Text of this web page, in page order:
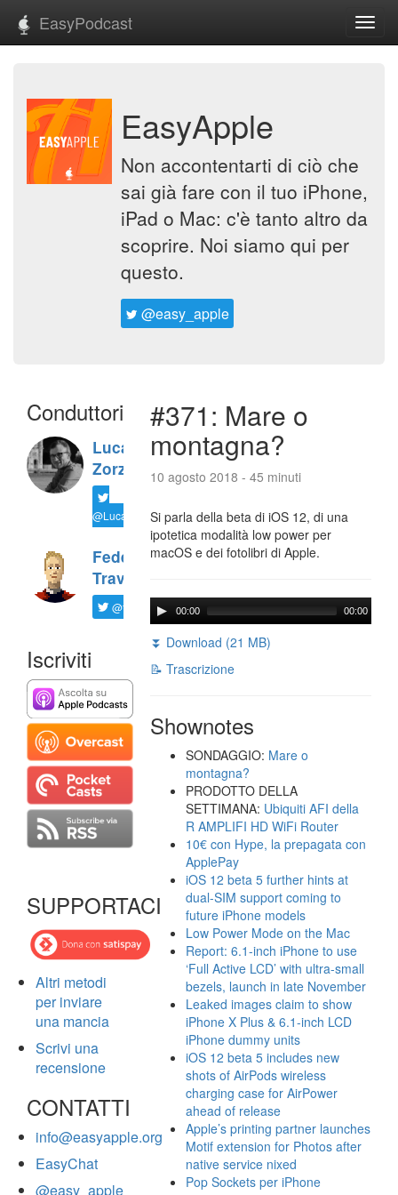
EasyPodcast
EasyApple
Non accontentarti di ciò che
sai già fare con il tuo iPhone,
iPad o Mac: c'è tanto altro da
scoprire. Noi siamo qui per
questo.
@easy_apple
Conduttori
Luca
Zorzi
@LucaTNT
Federico
Travaini
@ftrava
Iscriviti
SUPPORTACI
Altri metodi
per inviare
una mancia
Scrivi una
recensione
CONTATTI
info@easyapple.org
EasyChat
@easy_apple
#371: Mare o
montagna?
10 agosto 2018 - 45 minuti
Si parla della beta di iOS 12, di una
ipotetica modalità low power per
macOS e dei fotolibri di Apple.
00:00 00:00
⏬ Download (21 MB)
📝 Trascrizione
Shownotes
SONDAGGIO: Mare o
montagna?
PRODOTTO DELLA
SETTIMANA: Ubiquiti AFI della
R AMPLIFI HD WiFi Router
10€ con Hype, la prepagata con
ApplePay
iOS 12 beta 5 further hints at
dual-SIM support coming to
future iPhone models
Low Power Mode on the Mac
Report: 6.1-inch iPhone to use
‘Full Active LCD’ with ultra-small
bezels, launch in late November
Leaked images claim to show
iPhone X Plus & 6.1-inch LCD
iPhone dummy units
iOS 12 beta 5 includes new
shots of AirPods wireless
charging case for AirPower
ahead of release
Apple’s printing partner launches
Motif extension for Photos after
native service nixed
Pop Sockets per iPhone